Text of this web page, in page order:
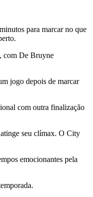
para marcar no que
com De Bruyne
jogo depois de marcar
com outra finalização
seu clímax. O City
emocionantes pela